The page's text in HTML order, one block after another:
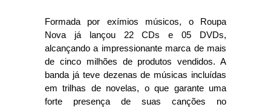
Formada por exímios músicos, o Roupa
Nova já lançou 22 CDs e 05 DVDs,
alcançando a impressionante marca de mais
de cinco milhões de produtos vendidos. A
banda já teve dezenas de músicas incluídas
em trilhas de novelas, o que garante uma
forte presença de suas canções no